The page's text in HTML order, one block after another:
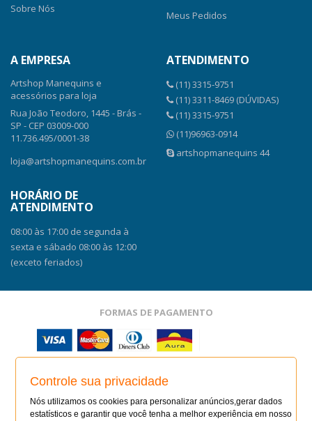
Sobre Nós
Meus Pedidos
A EMPRESA
Artshop Manequins e
acessórios para loja
Rua João Teodoro, 1445 - Brás -
SP - CEP 03009-000
11.736.495/0001-38
loja@artshopmanequins.com.br
HORÁRIO DE
ATENDIMENTO
08:00 às 17:00 de segunda à
sexta e sábado 08:00 às 12:00
(exceto feriados)
ATENDIMENTO
(11) 3315-9751
(11) 3311-8469 (DÚVIDAS)
(11) 3315-9751
(11)96963-0914
artshopmanequins 44
FORMAS DE PAGAMENTO
SITE SEGURO
AUDITADO 06/08/26
Controle sua privacidade
Nós utilizamos os cookies para personalizar anúncios,gerar dados
estatísticos e garantir que você tenha a melhor experiência em nosso